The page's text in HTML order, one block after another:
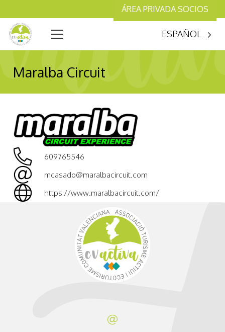
ÁREA PRIVADA SOCIOS
ESPAÑOL
Maralba Circuit
609765546
mcasado@maralbacircuit.com
https://www.maralbacircuit.com/